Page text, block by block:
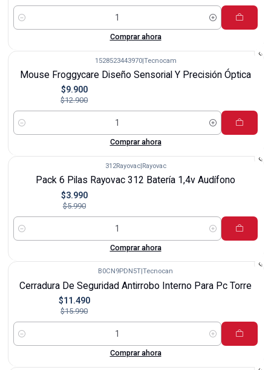
Cantidad
Comprar ahora
1528523443970|Tecnocam
Mouse Froggycare Diseño Sensorial Y Precisión Óptica
$9.900
$12.900
Cantidad
Comprar ahora
312Rayovac|Rayovac
Pack 6 Pilas Rayovac 312 Batería 1,4v Audífono
$3.990
$5.990
Cantidad
Comprar ahora
B0CN9PDN5T Tecnocan
Cerradura De Seguridad Antirrobo Interno Para Pc Torre
$11.490
$15.990
Cantidad
Comprar ahora